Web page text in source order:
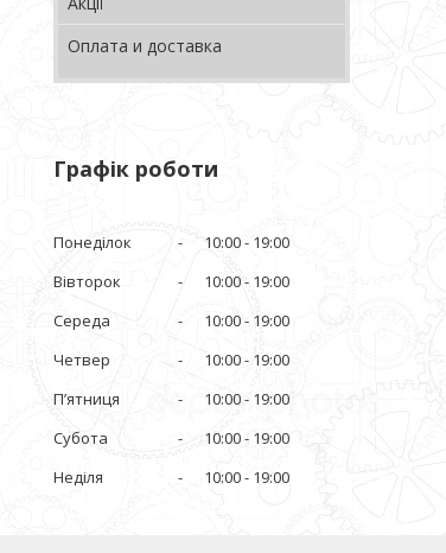
Оплата и доставка
Графік роботи
Понеділок 10:00
19:00
Вівторок
10:00
19:00
Середа
10:00
19:00
Четвер
10:00
19:00
Пʼятниця
10:00
19:00
Субота
10:00
19:00
Неділя
10:00 19:00